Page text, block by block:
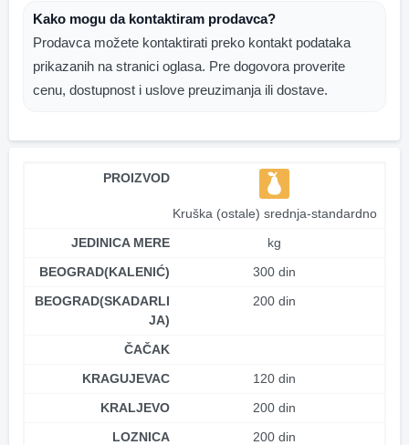
Kako mogu da kontaktiram prodavca?
Prodavca možete kontaktirati preko kontakt podataka
prikazanih na stranici oglasa. Pre dogovora proverite
cenu, dostupnost i uslove preuzimanja ili dostave.
PROIZVOD
Kruška (ostale) srednja-standardno
JEDINICA MERE
kg
BEOGRAD(KALENIĆ)
300 din
BEOGRAD(SKADARLI
JA)
200 din
ČAČAK
KRAGUJEVAC
120 din
KRALJEVO
200 din
LOZNICA
200 din